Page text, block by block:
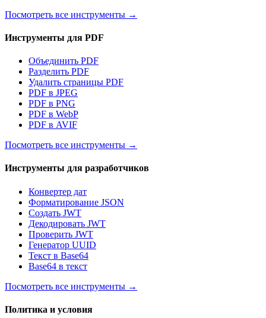
Посмотреть все инструменты →
Инструменты для PDF
Объединить PDF
Разделить PDF
Удалить страницы PDF
PDF в JPEG
PDF в PNG
PDF в WebP
PDF в AVIF
Посмотреть все инструменты →
Инструменты для разработчиков
Конвертер дат
Форматирование JSON
Создать JWT
Декодировать JWT
Проверить JWT
Генератор UUID
Текст в Base64
Base64 в текст
Посмотреть все инструменты →
Политика и условия